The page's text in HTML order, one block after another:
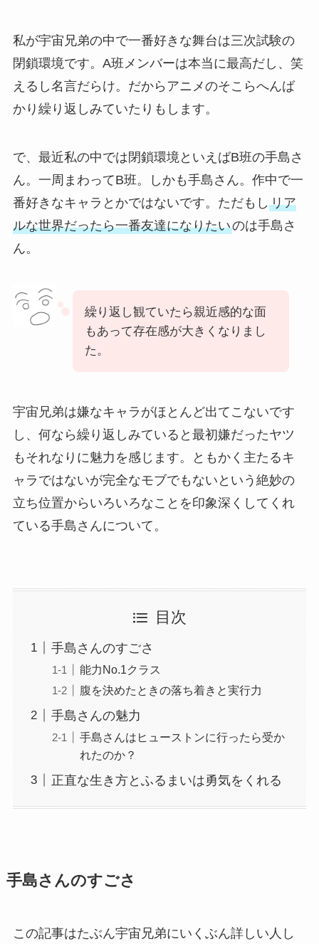
私が宇宙兄弟の中で一番好きな舞台は三次試験の
閉鎖環境です。A班メンバーは本当に最高だし、笑
えるし名言だらけ。だからアニメのそこらへんば
かり繰り返しみていたりもします。
で、最近私の中では閉鎖環境といえばB班の手島さ
ん。一周まわってB班。しかも手島さん。作中で一
番好きなキャラとかではないです。ただもし リア
ルな世界だったら一番友達になりたいのは手島さ
ん。
繰り返し観ていたら親近感的な面
もあって存在感が大きくなりまし
た。
宇宙兄弟は嫌なキャラがほとんど出てこないです
し、何なら繰り返しみていると最初嫌だったヤツ
もそれなりに魅力を感じます。ともかく主たるキ
ャラではないが完全なモブでもないという絶妙の
立ち位置からいろいろなことを印象深くしてくれ
ている手島さんについて。
目次
手島さんのすごさ
能力No.1クラス
腹を決めたときの落ち着きと実行力
手島さんの魅力
手島さんはヒューストンに行ったら受か
れたのか？
正直な生き方とふるまいは勇気をくれる
手島さんのすごさ
この記事はたぶん宇宙兄弟にいくぶん詳しい人し